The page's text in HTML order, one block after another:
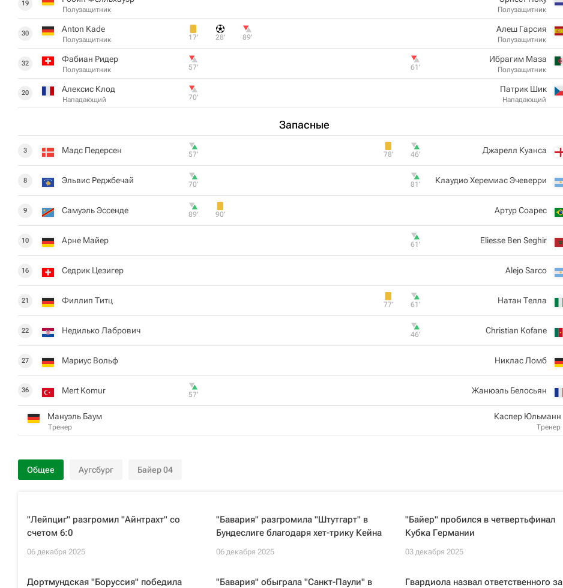
19
Полузащитник
30 Anton Kade
Полузащитник 17‎’‎ 28‎’‎ 89‎’‎
32 Фабиан Ридер
Полузащитник 57‎’‎
20 Алексис Клод
Нападающий 70‎’‎
Запасные
3 Мадс Педерсен 57‎’‎
8 Эльвис Реджбечай 70‎’‎
9 Самуэль Эссенде 89‎’‎ 90‎’‎
10 Арне Майер
16 Седрик Цезигер
21 Филлип Титц
22 Недилько Лабрович
27 Мариус Вольф
36 Mert Komur 57‎’‎
Мануэль Баум
Тренер
Полузащитник
Алеш Гарсия
Полузащитник
Ибрагим Маза
Полузащитник
61‎’‎
Патрик Шик
Нападающий
Джарелл Куанса
46‎’‎
78‎’‎
Клаудио Херемиас Эчеверри
81‎’‎
Артур Соарес
Eliesse Ben Seghir
61‎’‎
Alejo Sarco
Натан Телла
61‎’‎
77‎’‎
Christian Kofane
46‎’‎
Никлас Ломб
Жанюэль Белосьян
Каспер Юльманн
Тренер
Общее Аугсбург Байер 04
"Лейпциг" разгромил "Айнтрахт" со
счетом 6:0
06 декабря 2025
"Бавария" разгромила "Штутгарт" в
Бундеслиге благодаря хет-трику Кейна
06 декабря 2025
"Байер" пробился в четвертьфинал
Кубка Германии
03 декабря 2025
Дортмундская "Боруссия" победила
"Бавария" обыграла "Санкт-Паули" в
Гвардиола назвал ответственного за